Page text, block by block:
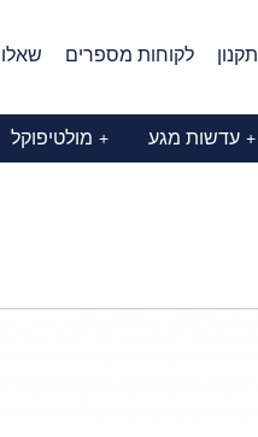
תקנון לקוחות מספרים
עדשות מגע + מולטיפוקל +